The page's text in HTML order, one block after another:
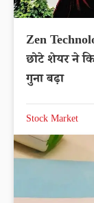
Zen
छोटे शेयर ने
गुना बढ़ा
Stock Market